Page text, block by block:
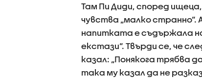
Там Пи Диди, според
чувства „малко
напитката е съдържала
екстази“. Твърди се, че
казал: „Понякога трябва
така му казал да не